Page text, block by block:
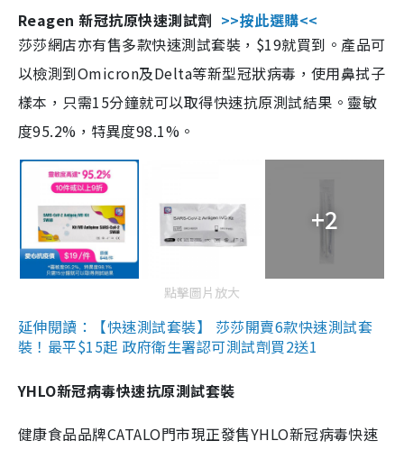
Reagen 新冠抗原快速測試劑 >>按此選購<<
莎莎網店亦有售多款快速測試套裝，$19就買到。產品可
以檢測到Omicron及Delta等新型冠狀病毒，使用鼻拭子
樣本，只需15分鐘就可以取得快速抗原測試結果。靈敏
度95.2%，特異度98.1%。
+2
點擊圖片放大
延伸閱讀：【快速測試套裝】 莎莎開賣6款快速測試套
裝！最平$15起 政府衛生署認可測試劑買2送1
YHLO新冠病毒快速抗原測試套裝
健康食品品牌CATALO門市現正發售YHLO新冠病毒快速